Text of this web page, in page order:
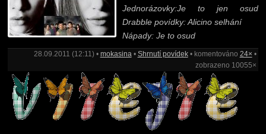
Jednorázovky:Je to jen osud
Drabble povídky: Alicino selhání
Nápady: Je to osud
28.09.2011 (12:11) • mokasina• Shrnutí povídek• komentováno 24× •
zobrazeno 10055×